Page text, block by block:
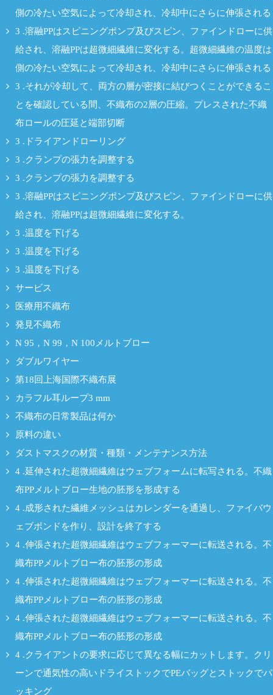
側の冷たい空気によって冷却され、冷却中にさらに伸張される
3 .溶融PPはスピニングポンプ及びスピン、ファインドローに供
給され、溶融PPは超微細繊維に変化する。超微細繊維の温度は
側の冷たい空気によって冷却され、冷却中にさらに伸張される
3 .それが冷却して、両方の層が密接に結びつくことができるこ
とを確認している間、不織布の2層の圧縮。プレスされた不織
布ロールの圧延と端部切断
3 .ドライアンドローリング
3 .クランプの張力を調整する
3 .クランプの張力を調整する
3 .溶融PPはスピニングポンプ及びスピン、ファインドローに供
給され、溶融PPは超微細繊維に変化する。
3 .温度を下げる
3 .温度を下げる
3 .温度を下げる
サービス
医療用不織布
発見不織布
N 95，N 99，N 100メルトブロー
ダブルワイヤー
第18回上海国際不織布展
カラフル耳ループ3 mm
不織布の日常製品は何か
原料の違い
ダストマスクの材質・種類・メンテナンス方法
4 .延伸された超微細繊維はウェブフォームに転写される。不織
布PPメルトブロー生地の胚形を形成する
4 .成形された繊維メッシュはカレンダーを通過し、ファイバウ
ェブボンドを作り、設計を終了する
4 .伸張された超微細繊維はウェブフォーマーに転送される。不
織布PPメルトブロー布の胚形の形成
4 .伸張された超微細繊維はウェブフォーマーに転送される。不
織布PPメルトブロー布の胚形の形成
4 .伸張された超微細繊維はウェブフォーマーに転送される。不
織布PPメルトブロー布の胚形の形成
4 .クライアントの要求に応じて異なる幅にカットします。クリ
ーンで通気性の高いドライストックでPEバッグとストックでパ
ッキング